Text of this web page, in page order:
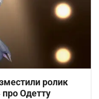
ролик
Одетту